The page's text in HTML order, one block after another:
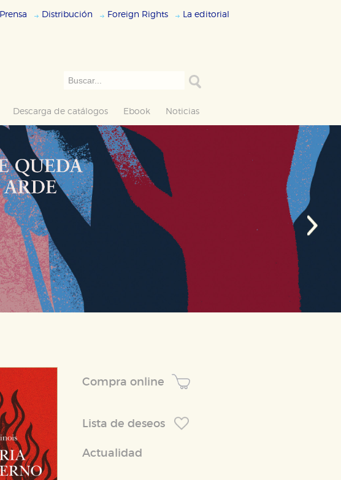
Prensa Distribución Foreign Rights La editorial
Descarga de catálogos Ebook Noticias
Compra online
Lista de deseos
Actualidad